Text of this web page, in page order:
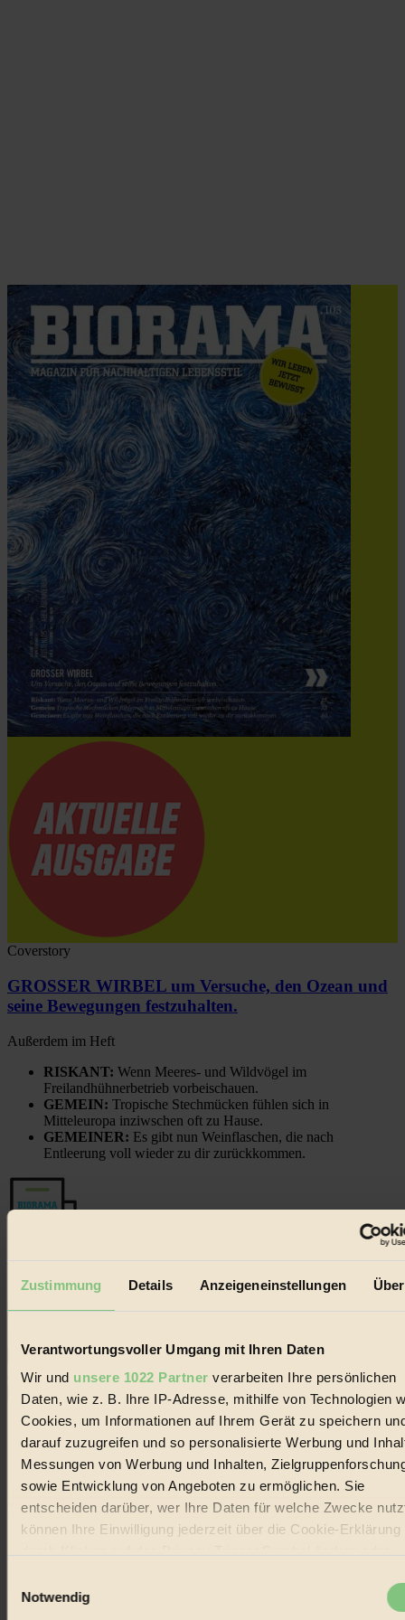
Zustimmung Details Anzeigeneinstellungen
Verantwortungsvoller Umgang mit Ihren Daten
Wir und unsere 1022 Partner verarbeiten Ihre persönlichen
Daten, wie z. B. Ihre IP-Adresse, mithilfe von Technologien
Cookies, um Informationen auf Ihrem Gerät zu speichern
darauf zuzugreifen und so personalisierte Werbung und
Messungen von Werbung und Inhalten,
sowie Entwicklung von Angeboten zu ermöglichen. Sie
entscheiden darüber, wer Ihre Daten für welche Zwecke
können Ihre Einwilligung jederzeit über die Cookie-Erklärung
Notwendig
Coverstory
GROSSER WIRBEL um Versuche, den Ozean und
seine Bewegungen festzuhalten.
Außerdem im Heft
RISKANT: Wenn Meeres- und Wildvögel im
Freilandhühnerbetrieb vorbeischauen.
GEMEIN: Tropische Stechmücken fühlen sich in
Mitteleuropa inziwschen oft zu Hause.
GEMEINER: Es gibt nun Weinflaschen, die nach
Entleerung voll wieder zu dir zurückkommen.
Der BIORAMA-Newsletter
Erhalte in regelmäßigen Abständen die aktuellsten Artikel,
Gewinnspiele & Ausgaben übersichtlich aufbereitet vom
Jetzt eintragen:
© 2026 Biorama GmbH
Impressum & Disclaimer
Datenschutz
Biorama steht für einen nachhaltigen Lebensstil und bewussten